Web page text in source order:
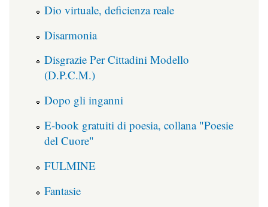
Dio virtuale, deficienza reale
Disarmonia
Disgrazie Per Cittadini Modello
(D.P.C.M.)
Dopo gli inganni
E-book gratuiti di poesia, collana "Poesie
del Cuore"
FULMINE
Fantasie